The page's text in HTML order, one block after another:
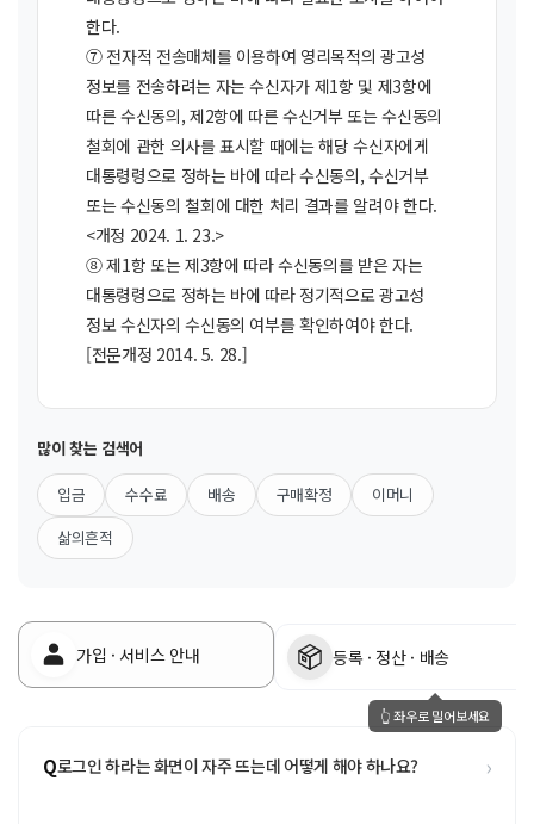
한다.
⑦ 전자적 전송매체를 이용하여 영리목적의 광고성
정보를 전송하려는 자는 수신자가 제1항 및 제3항에
따른 수신동의, 제2항에 따른 수신거부 또는 수신동의
철회에 관한 의사를 표시할 때에는 해당 수신자에게
대통령령으로 정하는 바에 따라 수신동의, 수신거부
또는 수신동의 철회에 대한 처리 결과를 알려야 한다.
<개정 2024. 1. 23.>
⑧ 제1항 또는 제3항에 따라 수신동의를 받은 자는
대통령령으로 정하는 바에 따라 정기적으로 광고성
정보 수신자의 수신동의 여부를 확인하여야 한다.
[전문개정 2014. 5. 28.]
많이 찾는 검색어
입금 수수료 배송 구매확정
이머니
삶의흔적
가입 · 서비스 안내 등록 · 정산 · 배송
👆 좌우로 밀어보세요
Q로그인 하라는 화면이 자주 뜨는데 어떻게 해야 하나요? ›